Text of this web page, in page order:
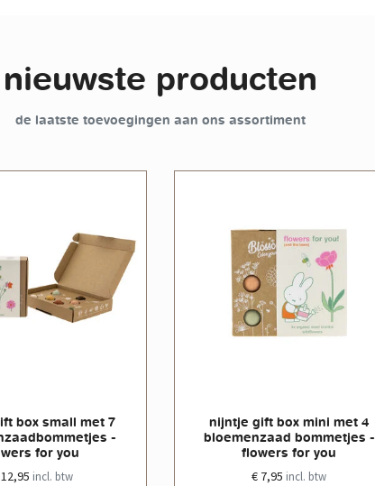
nieuwste producten
de laatste toevoegingen aan ons assortiment
box small met 7
-
for you
incl. btw
nijntje gift box mini met 4
bloemenzaad bommetjes -
flowers for you
€ 7,95 incl. btw